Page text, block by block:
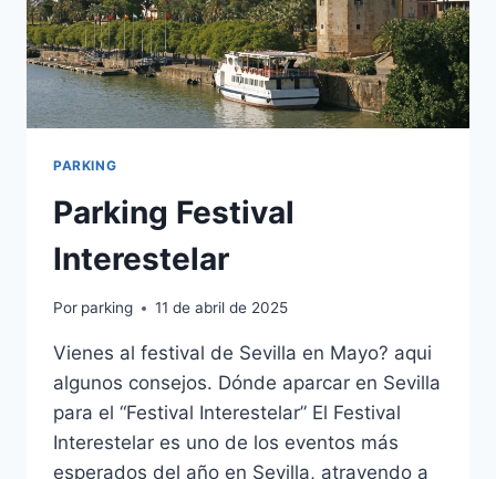
PARKING
Parking Festival
Interestelar
Por parking 11 de abril de 2025
Vienes al festival de Sevilla en Mayo? aqui
algunos consejos. Dónde aparcar en Sevilla
para el “Festival Interestelar” El Festival
Interestelar es uno de los eventos más
esperados del año en Sevilla, atrayendo a